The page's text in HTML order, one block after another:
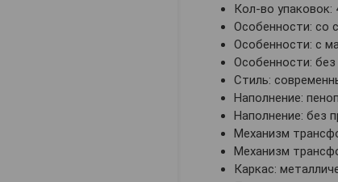
Кол-во упаковок:
Особенности: со
Особенности: с
Особенности:
Стиль:
Наполнение:
Наполнение: без
Механизм
Механизм
Каркас: